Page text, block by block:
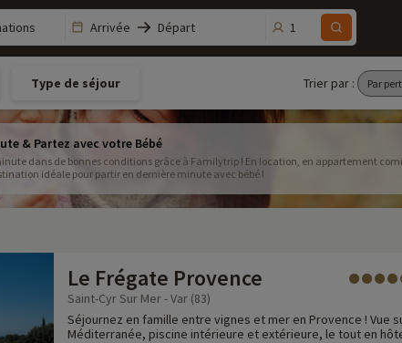
Arrivée Départ 1
Type de séjour Trier par :
& Partez avec votre Bébé
dans de bonnes conditions grâce à Familytrip ! En location, en appartement
votre destination idéale pour partir en dernière minute avec bébé !
Le Frégate Provence
Saint-Cyr Sur Mer - Var (83)
Séjournez en famille entre vignes et mer en Provence ! Vue
Méditerranée, piscine intérieure et extérieure, le tout en